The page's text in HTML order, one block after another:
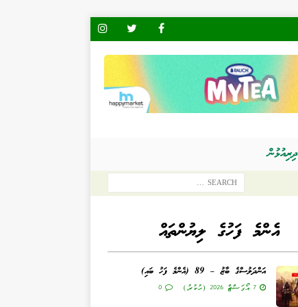
ދިރިއުޅުން
އެންމެ ފަހުގެ ލިޔުންތައް
އަންދަލުސްގެ ބާޒު – 89 (އެންމެ ފަހު ބައި)
7 އޯގަސްޓް 2026 (ހުކުރު) 0